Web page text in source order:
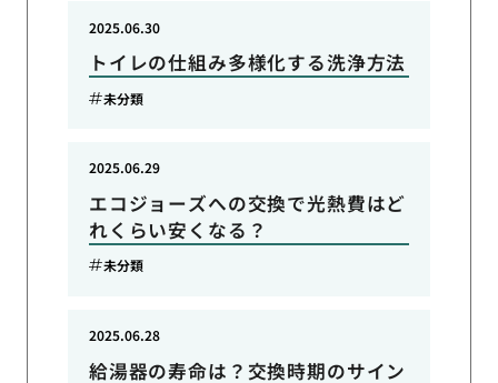
トイレの仕組み多様化する洗浄方法
2025.06.30
未分類
エコジョーズへの交換で光熱費はど
れくらい安くなる？
2025.06.29
未分類
給湯器の寿命は？交換時期のサイン
2025.06.28